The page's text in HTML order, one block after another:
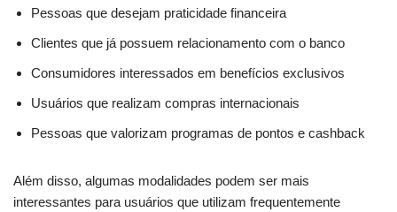
Pessoas que desejam praticidade financeira
Clientes que já possuem relacionamento com o banco
Consumidores interessados em benefícios exclusivos
Usuários que realizam compras internacionais
Pessoas que valorizam programas de pontos e cashback
Além disso, algumas modalidades podem ser mais
interessantes para usuários que utilizam frequentemente